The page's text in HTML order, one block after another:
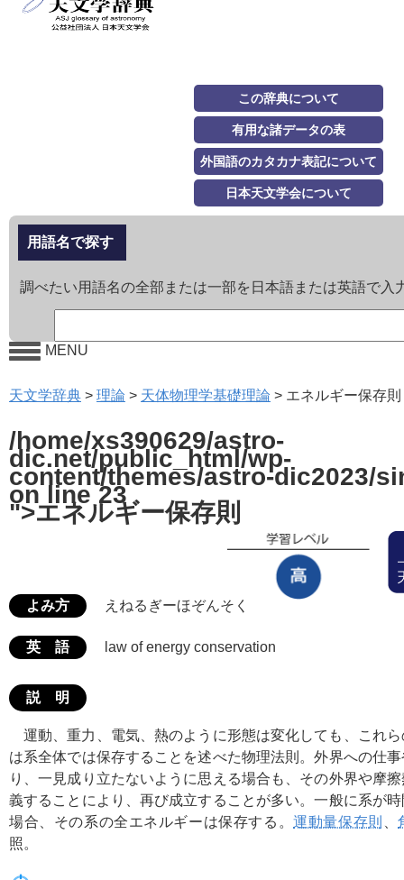
この辞典について
有用な諸データの表
外国語のカタカナ表記について
日本天文学会について
用語名で探す
調べたい用語名の全部または一部を日本語または英語で入
MENU
天文学辞典 > 理論 > 天体物理学基礎理論 > エネルギー保存則
/home/xs390629/astro-
dic.net/public_html/wp-
content/themes/astro-dic2023/
on line 23
">エネルギー保存則
よみ方 えねるぎーほぞんそく
英 語 law of energy conservation
説 明
運動、重力、電気、熱のように形態は変化しても、これ
は系全体では保存することを述べた物理法則。外界への仕
り、一見成り立たないように思える場合も、その外界や摩
義することにより、再び成立することが多い。一般に系が
場合、その系の全エネルギーは保存する。運動量保存則 、
照。